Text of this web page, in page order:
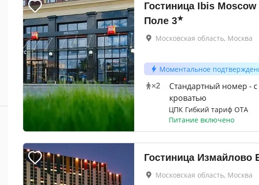
Гостиница Ibis
Поле 3★
Московская область, Москва
Моментальное
×2
Стандартный номер -
кроватью
ЦПК Гибкий тариф OTA
Питание включено
Гостиница Измайлово
Московская область, Москва